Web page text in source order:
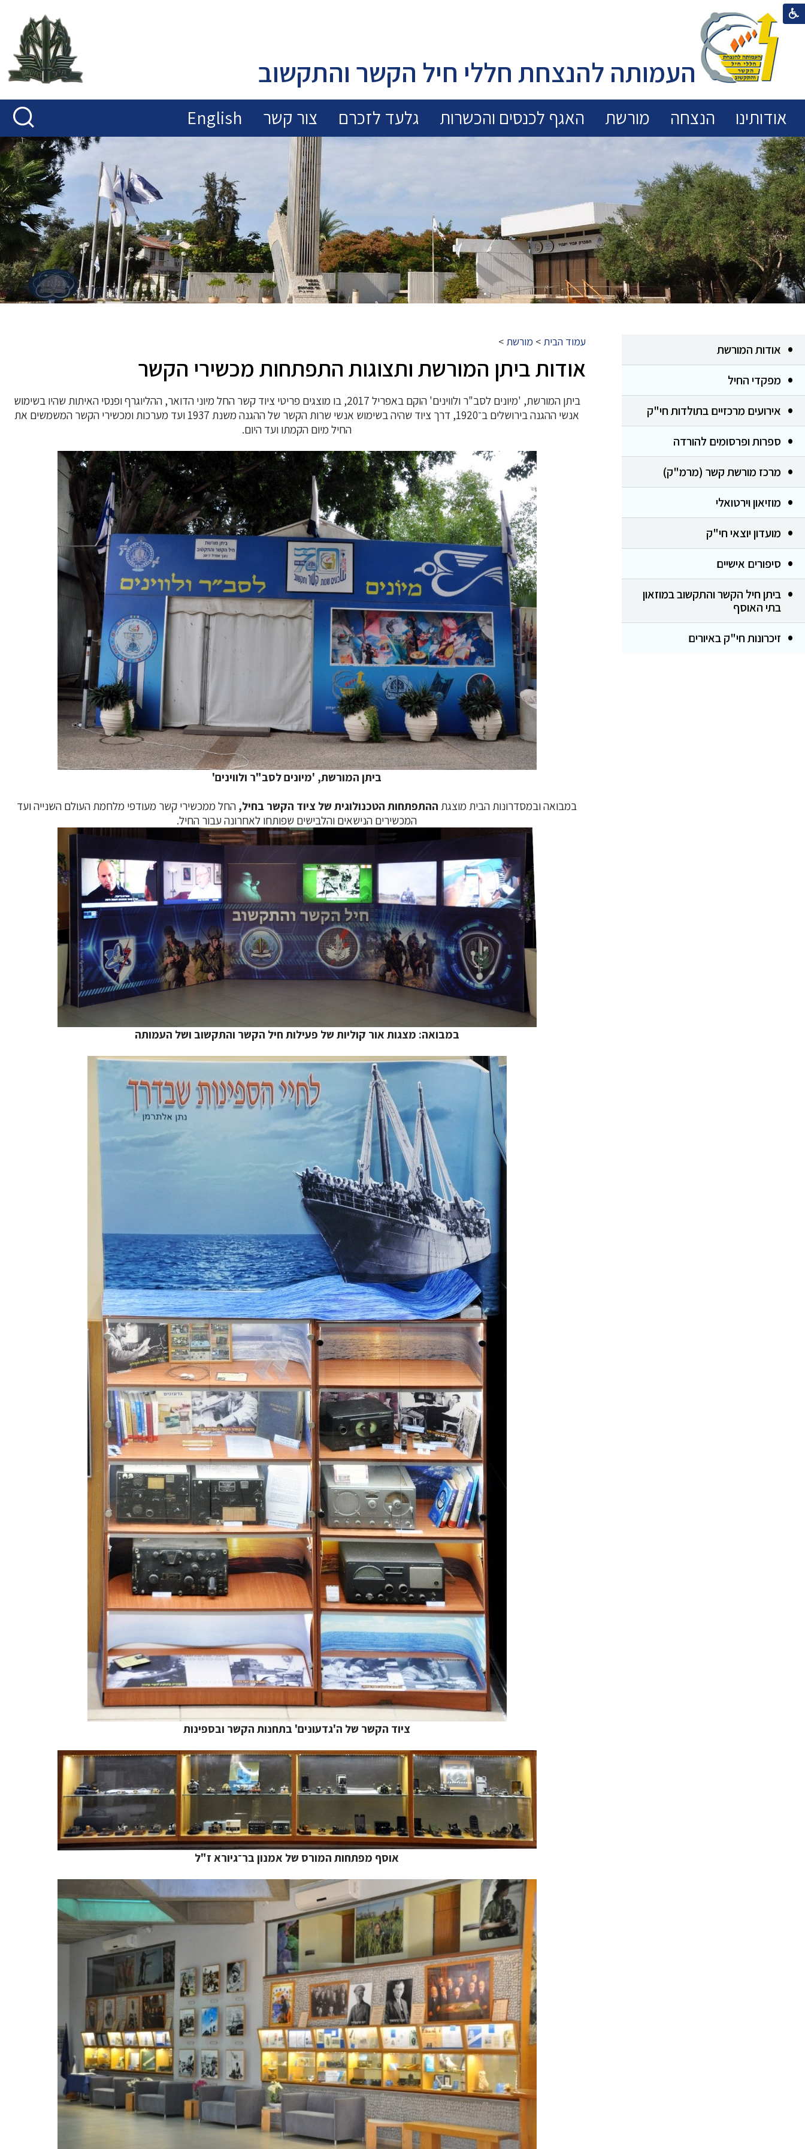
העמותה להנצחת חללי חיל הקשר והתקשוב
אודותינו הנצחה מורשת האגף לכנסים והכשרות גלעד לזכרם צור קשר English
אודות המורשת
מפקדי החיל
אירועים מרכזיים בתולדות חי"ק
ספרות ופרסומים להורדה
מרכז מורשת קשר (מרמ"ק)
מוזיאון וירטואלי
מועדון יוצאי חי"ק
סיפורים אישיים
ביתן חיל הקשר והתקשוב במוזאון
בתי האוסף
זיכרונות חי"ק באיורים
עמוד הבית > מורשת >
אודות ביתן המורשת ותצוגות התפתחות מכשירי הקשר
ביתן המורשת, 'מיונים לסב"ר ולווינים' הוקם באפריל 2017, בו מוצגים פריטי ציוד קשר החל מיוני הדואר, ההליוגרף ופנסי האיתות שהיו בשימוש
אנשי ההגנה בירושלים ב־1920, דרך ציוד שהיה בשימוש אנשי שרות הקשר של ההגנה משנת 1937 ועד מערכות ומכשירי הקשר המשמשים את
החיל מיום הקמתו ועד היום.
ביתן המורשת, 'מיונים לסב"ר ולווינים'
במבואה ובמסדרונות הבית מוצגת ההתפתחות הטכנולוגית של ציוד הקשר בחיל, החל ממכשירי קשר מעודפי מלחמת העולם השנייה ועד
המכשירים הנישאים והלבישים שפותחו לאחרונה עבור החיל.
במבואה: מצגות אור קוליות של פעילות חיל הקשר והתקשוב ושל העמותה
ציוד הקשר של ה'גדעונים' בתחנות הקשר ובספינות
אוסף מפתחות המורס של אמנון בר־גיורא ז"ל